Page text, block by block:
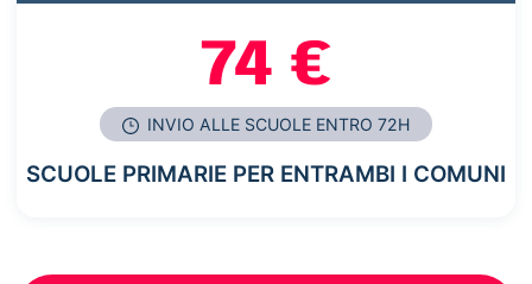
74 €
INVIO ALLE SCUOLE ENTRO 72H
SCUOLE PRIMARIE PER ENTRAMBI I COMUNI